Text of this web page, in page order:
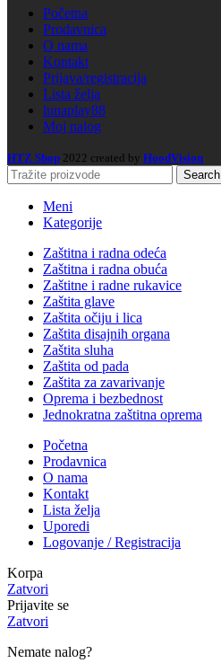
Početna
Prodavnica
O nama
Kontakt
Prijava/registracija
Lista želja
lunaplay88
Moj nalog
HTZ Shop 2022 created by HoodVision
Search
Meni
Kategorije
Zaštitna i radna odeća
Zaštitna i radna obuća
Zaštitne i radne rukavice
Zaštita glave
Zaštita očiju i lica
Zaštita disajnih organa
Zaštita sluha
Zaštita od pada
Zaštita za zavarivanje
Oprema i bezbednost
Jednokratna zaštitna oprema
Početna
Prodavnica
O nama
Kontakt
Lista želja
Uporedi
Logovanje / Registracija
Korpa
Zatvori
Prijavite se
Zatvori
Nemate nalog?